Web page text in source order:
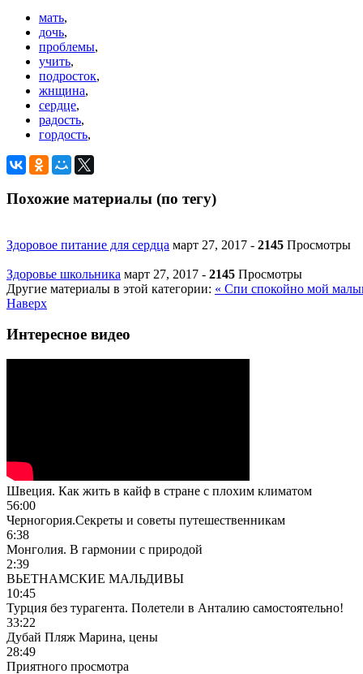
мать,
дочь,
проблемы,
учить,
подросток,
жнщина,
сердце,
радость,
гордость,
Похожие материалы (по тегу)
Здоровое питание для сердца март 27, 2017 - 2145 Просмотры
Здоровье школьника март 27, 2017 - 2145 Просмотры
Другие материалы в этой категории: « Спи спокойно мой
Наверх
Интересное видео
Швеция. Как жить в кайф в стране с плохим климатом
56:00
Черногория.Секреты и советы путешественникам
6:38
Монголия. В гармонии с природой
2:39
ВЬЕТНАМСКИЕ МАЛЬДИВЫ
10:45
Турция без турагента. Полетели в Анталию самостоятельно!
33:22
Дубай Пляж Марина, цены
28:49
Приятного просмотра